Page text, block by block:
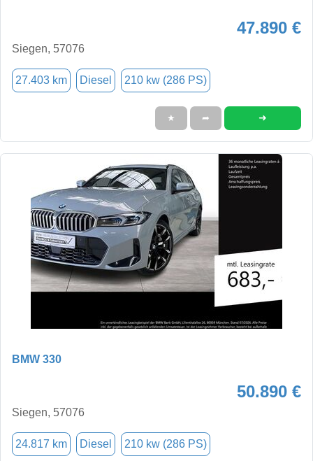
47.890 €
Siegen, 57076
27.403 km Diesel 210 kw (286 PS)
★ ➦ ➜
BMW 330
50.890 €
Siegen, 57076
24.817 km Diesel 210 kw (286 PS)